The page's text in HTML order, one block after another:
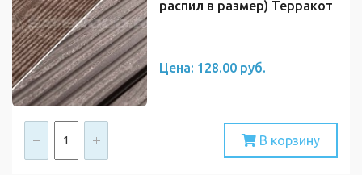
распил в размер) Терракот
Цена: 128.00 руб.
В корзину